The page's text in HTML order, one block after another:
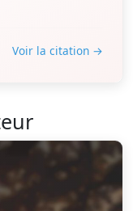
Voir la citation →